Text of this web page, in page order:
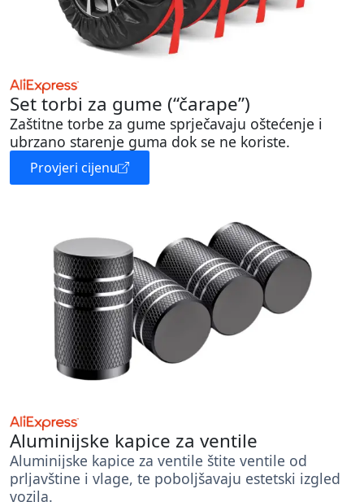
Set torbi za gume (“čarape”)
Zaštitne torbe za gume sprječavaju oštećenje i
ubrzano starenje guma dok se ne koriste.
Provjeri cijenu
Aluminijske kapice za ventile
Aluminijske kapice za ventile štite ventile od
prljavštine i vlage, te poboljšavaju estetski izgled
vozila.